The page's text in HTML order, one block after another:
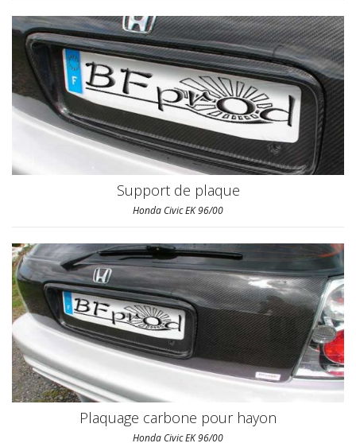
Support de plaque
Honda Civic EK 96/00
Plaquage carbone pour hayon
Honda Civic EK 96/00